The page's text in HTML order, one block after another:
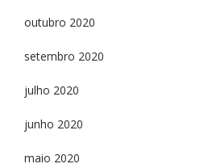
outubro 2020
setembro 2020
julho 2020
junho 2020
maio 2020